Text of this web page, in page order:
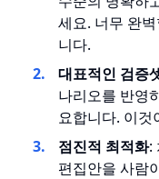
세요. 너무 완
니다.
대표적인 검증
나리오를 반영
요합니다. 이것
점진적 최적화:
편집안을 사람